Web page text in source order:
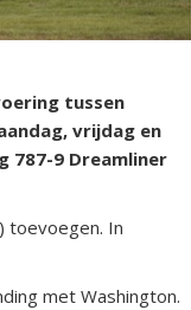
tussen
vrijdag en
787-9 Dreamliner
toevoegen. In
met Washington.